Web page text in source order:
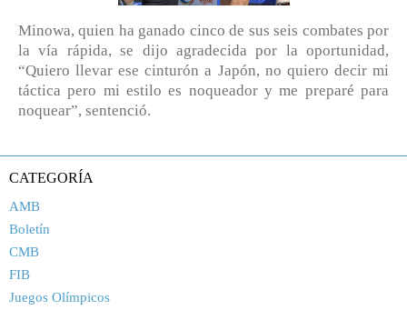
Minowa, quien ha ganado cinco de sus seis combates por
la vía rápida, se dijo agradecida por la oportunidad,
“Quiero llevar ese cinturón a Japón, no quiero decir mi
táctica pero mi estilo es noqueador y me preparé para
noquear”, sentenció.
CATEGORÍA
AMB
Boletín
CMB
FIB
Juegos Olímpicos